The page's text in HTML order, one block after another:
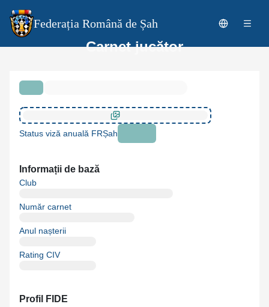
Federația Română de Șah
Carnet jucător
Status viză anuală FRȘah
Informații de bază
Club
Număr carnet
Anul nașterii
Rating CIV
Profil FIDE